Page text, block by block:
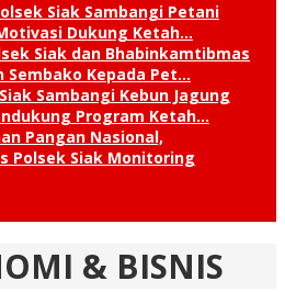
Siak Sambangi Petani
Dukung Ketah…
Siak dan Bhabinkamtibmas
Sembako Kepada Pet…
Sambangi Kebun Jagung
Program Ketah…
Pangan Nasional,
Polsek Siak Monitoring
& BISNIS